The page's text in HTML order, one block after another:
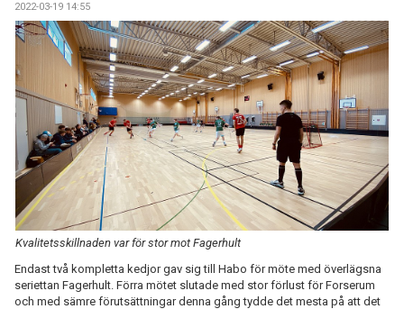
TRUPPEN
BILDGALLERI
DOKUMENT
KONTAKT
2022-03-19 14:55
Kvalitetsskillnaden var för stor mot Fagerhult
Endast två kompletta kedjor gav sig till Habo för möte med överlägsna
seriettan Fagerhult. Förra mötet slutade med stor förlust för Forserum
och med sämre förutsättningar denna gång tydde det mesta på att det